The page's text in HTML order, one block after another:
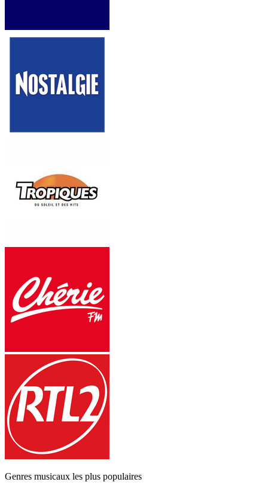
Genres musicaux les plus populaires